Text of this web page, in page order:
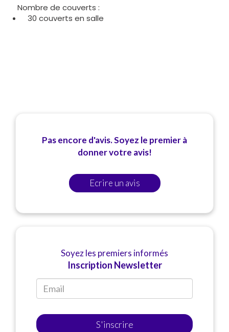
Nombre de couverts :
30 couverts en salle
Pas encore d'avis. Soyez le premier à
donner votre avis!
Ecrire un avis
Soyez les premiers informés
Inscription Newsletter
S'inscrire